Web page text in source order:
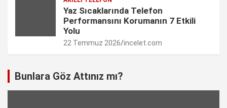
Yaz Sıcaklarında Telefon
Performansını Korumanın 7 Etkili
Yolu
22 Temmuz 2026 incelet.com
Bunlara Göz Attınız mı?